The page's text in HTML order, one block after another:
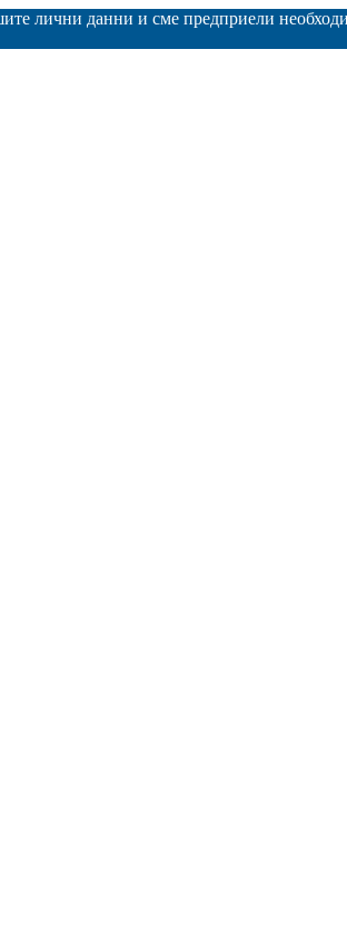
лични данни и сме предприели